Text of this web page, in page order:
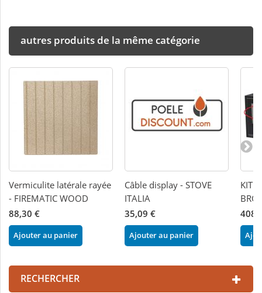
autres produits de la même catégorie
Vermiculite latérale rayée
- FIREMATIC WOOD
88,30 €
Ajouter au panier
Câble display - STOVE
ITALIA
35,09 €
Ajouter au panier
KIT
RECHERCHER